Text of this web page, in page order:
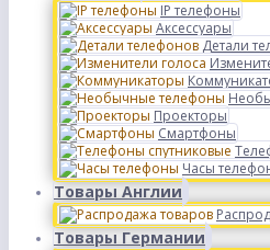
IP телефоны
Аксессуары
Детали
Проекторы
Смартфоны
Часы
Товары Англии
Товары Германии